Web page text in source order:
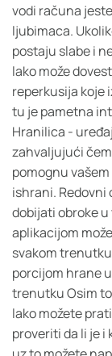
vodi računa
ljubimaca.
postaju slabe i
lako može
reperkusija koje
tu je pametna
Hranilica -
zahvaljujući
pomognu
ishrani. Redovni
dobijati obroke
aplikacijom
svakom
porcijom hrane
trenutku Osim
lako možete
proveriti da li je i